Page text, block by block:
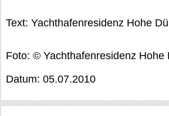
Text: Yachthafenresidenz Hohe
Foto: © Yachthafenresidenz Hohe
Datum: 05.07.2010